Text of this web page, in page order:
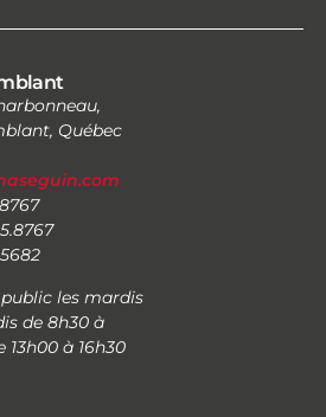
Québec
les mardis
de 8h30 à
13h00 à 16h30